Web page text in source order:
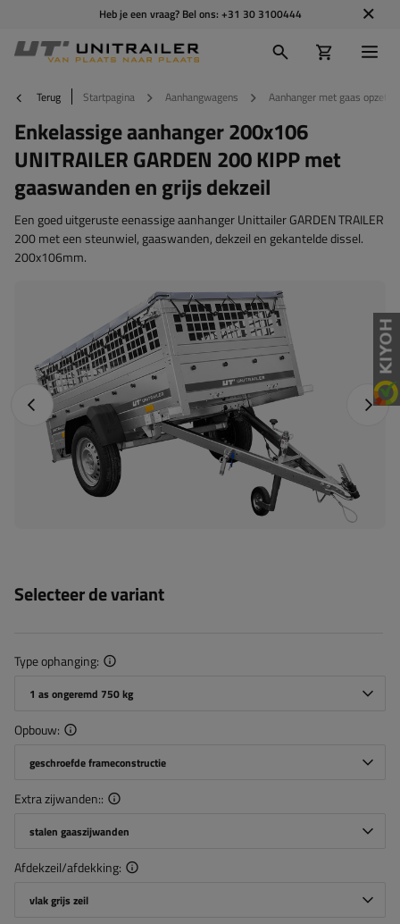
Heb je een vraag? Bel ons: +31 30 3100444
Terug Startpagina Aanhangwagens Aanhanger met gaas
Enkelassige aanhanger 200x106
UNITRAILER GARDEN 200 KIPP met
gaaswanden en grijs dekzeil
Een goed uitgeruste eenassige aanhanger Unittailer GARDEN TRAILER
200 met een steunwiel, gaaswanden, dekzeil en gekantelde dissel.
200x106mm.
Vorige foto
Selecteer de variant
Type ophanging
1 as ongeremd 750 kg
Opbouw
geschroefde frameconstructie
Extra zijwanden:
stalen gaaszijwanden
Afdekzeil/afdekking
vlak grijs zeil